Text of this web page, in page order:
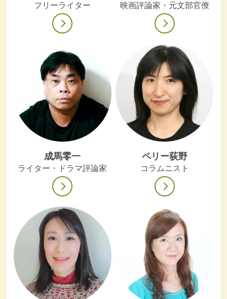
フリーライター 映画評論家・元文部官僚
成馬零一
ライター・ドラマ評論家
ペリー荻野
コラムニスト